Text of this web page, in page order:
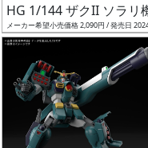
定
予
定
発
HG 1/144 ザクII ソラリ
メーカー希望小売価格 2,090円 / 発売日